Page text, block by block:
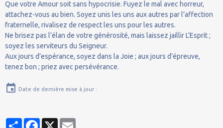
Que votre Amour soit sans hypocrisie. Fuyez le mal avec horreur,
attachez-vous au bien. Soyez unis les uns aux autres par l’affection
fraternelle, rivalisez de respect les uns pour les autres.
Ne brisez pas l’élan de votre générosité, mais laissez jaillir L’Esprit ;
soyez les serviteurs du Seigneur.
Aux jours d’espérance, soyez dans la Joie ; aux jours d’épreuve,
tenez bon ; priez avec persévérance.
Date de dernière mise à jour :
PartagerFacebook
X